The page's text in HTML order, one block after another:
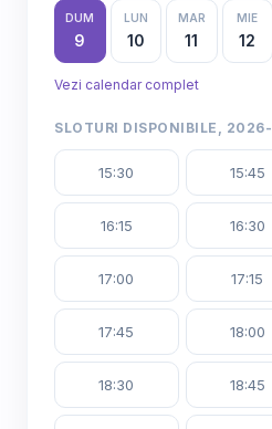
DUM
9
LUN
10
MAR
11
MIE
12
Vezi calendar complet
SLOTURI DISPONIBILE,
15:30 15:45
16:15 16:30
17:00 17:15
17:45 18:00
18:30 18:45